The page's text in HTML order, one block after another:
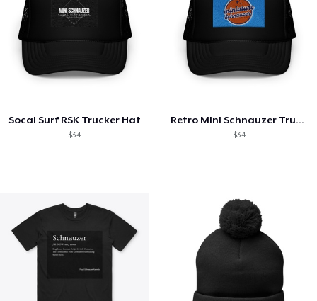
Socal Surf RSK Trucker Hat
$34
Retro Mini Schnauzer Trucker Hat
$34